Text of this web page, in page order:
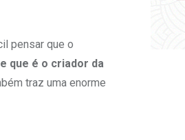
pensar que o
que é o criador da
traz uma enorme